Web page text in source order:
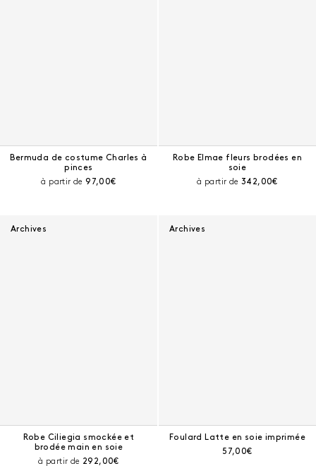
Bermuda de costume Charles à
pinces
à partir dePrix courant :
97,00€
Robe Elmae fleurs brodées en
soie
à partir de Prix courant :
342,00€
Archives
Robe Ciliegia smockée et
brodée main en soie
à partir de Prix courant :
292,00€
Archives
Foulard Latte en soie imprimée
Prix courant :
57,00€